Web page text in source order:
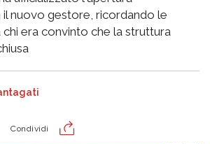
nuovo gestore, ricordando le
era convinto che la struttura
Condividi